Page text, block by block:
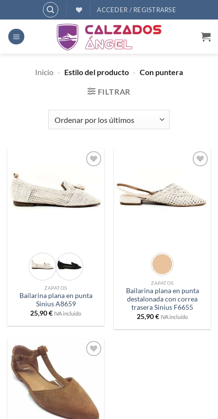
al
contenido
ACCEDER / REGISTRARSE
Inicio - Estilo del producto - Con puntera
FILTRAR
deseos
ZAPATOS
Bailarina plana en punta
Sinius A8659
25,90€ IVA incluido
ZAPATOS
Bailarina plana en punta
destalonada con correa
trasera Sinius F6655
25,90€ IVA incluido